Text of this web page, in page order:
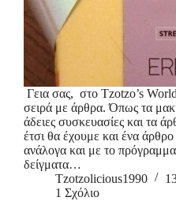
Γεια σας, στο Tzotzo’s
σειρά με άρθρα. Όπως τα
άδειες συσκευασίες και τα
έτσι θα έχουμε και ένα
ανάλογα και με το
δείγματα…
Tzotzolicious1990
1 Σχόλιο